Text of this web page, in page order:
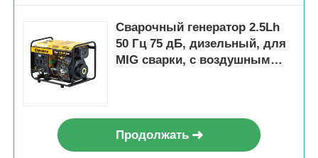
Сварочный генератор 2.5Lh
50 Гц 75 дБ, дизельный, для
MIG сварки, с воздушным
Продолжать